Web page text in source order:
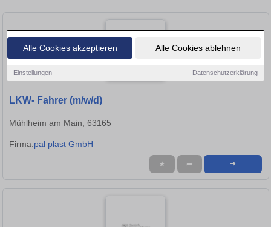
Alle Cookies akzeptieren Alle Cookies ablehnen
Einstellungen Datenschutzerklärung
LKW- Fahrer (m/w/d)
Mühlheim am Main, 63165
Firma:pal plast GmbH
★ ➦ ➜